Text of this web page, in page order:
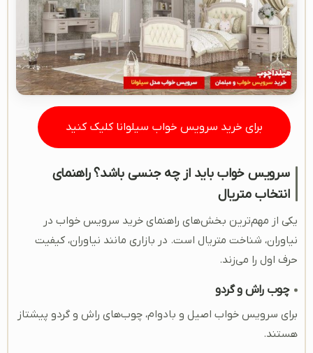
برای خرید سرویس خواب سیلوانا کلیک کنید
سرویس خواب باید از چه جنسی باشد؟ راهنمای
انتخاب متریال
یکی از مهم‌ترین بخش‌های راهنمای خرید سرویس خواب در
نیاوران، شناخت متریال است. در بازاری مانند نیاوران، کیفیت
حرف اول را می‌زند.
چوب راش و گردو
برای سرویس خواب اصیل و بادوام، چوب‌های راش و گردو پیشتاز
هستند.